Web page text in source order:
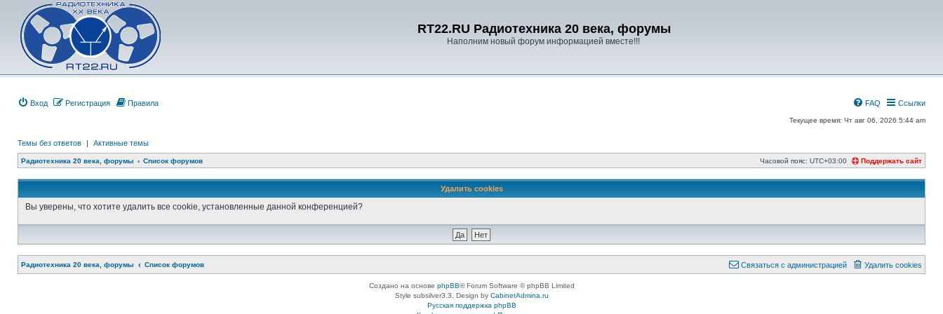
RT22.RU Радиотехника 20 века, форумы
Наполним новый форум информацией вместе!!!
Вход Регистрация Ссылки
FAQ
Правила
Текущее время: Чт авг 06, 2026 5:44 am
Темы без ответов | Активные темы
Радиотехника 20 века, форумы Список форумов Поддержать сайт
Часовой пояс: UTC+03:00
Удалить cookies
Вы уверены, что хотите удалить все cookie, установленные данной конференцией?
Радиотехника 20 века, форумы Список форумов Удалить cookies
Связаться с администрацией
Создано на основе phpBB® Forum Software © phpBB Limited
Style subsilver3.3. Design by CabinetAdmina.ru
Русская поддержка phpBB